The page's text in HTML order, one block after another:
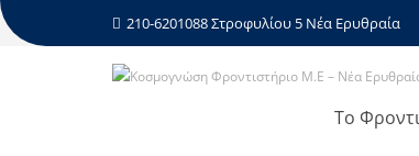
210-6201088 Στροφυλίου 5 Νέα Ερυθραία
Το